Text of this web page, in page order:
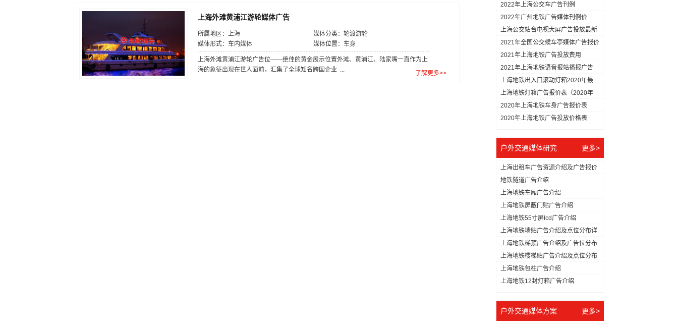
上海外滩黄浦江游轮媒体广告
所属地区：上海
媒体分类：轮渡游轮
媒体形式：车内媒体
媒体位置：车身
上海外滩黄浦江游轮广告位——绝佳的黄金展示位置外滩、黄浦江、陆家嘴一直作为上
海的象征出现在世人面前，汇集了全球知名跨国企业 ...
了解更多>>
2022年上海公交车广告刊例
2022年广州地铁广告媒体刊例价
上海公交站台电视大屏广告投放最新
价格
2021年全国公交候车亭媒体广告报价
2021年上海地铁广告投放费用
2021年上海地铁语音报站播报广告
费...
上海地铁出入口滚动灯箱2020年最
新...
上海地铁灯箱广告报价表（2020年
最...
2020年上海地铁车身广告报价表
（内...
2020年上海地铁广告投放价格表
户外交通媒体研究 更多>
上海出租车广告资源介绍及广告报价
地铁隧道广告介绍
上海地铁车厢广告介绍
上海地铁屏蔽门贴广告介绍
上海地铁55寸屏lcd广告介绍
上海地铁墙贴广告介绍及点位分布详
情
上海地铁梯顶广告介绍及广告位分布
详情
上海地铁楼梯贴广告介绍及点位分布
详情
上海地铁包柱广告介绍
上海地铁12封灯箱广告介绍
户外交通媒体方案 更多>